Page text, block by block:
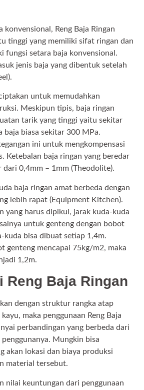
konvensional, Reng Baja Ringan
tinggi yang memiliki sifat ringan dan
fungsi setara baja konvensional.
jenis baja yang dibentuk setelah
untuk memudahkan
Meskipun tipis, baja ringan
tarik yang tinggi yaitu sekitar
baja biasa sekitar 300 MPa.
ini untuk mengkompensasi
Ketebalan baja ringan yang beredar
dari 0,4mm – 1mm (Theodolite).
baja ringan amat berbeda dengan
lebih rapat (Equipment Kitchen).
yang harus dipikul, jarak kuda-kuda
untuk genteng dengan bobot
kuda bisa dibuat setiap 1,4m.
genteng mencapai 75kg/m2, maka
1,2m.
Reng Baja Ringan
dengan struktur rangka atap
maka penggunaan Reng Baja
perbandingan yang berbeda dari
Mungkin bisa
akan lokasi dan biaya produksi
material tersebut.
nilai keuntungan dari penggunaan